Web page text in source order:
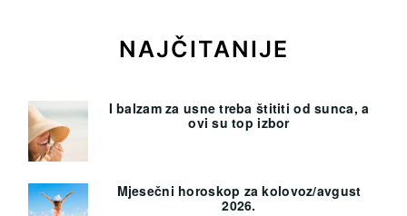
NAJČITANIJE
I balzam za usne treba štititi od sunca, a
ovi su top izbor
Mjesečni horoskop za kolovoz/avgust
2026.